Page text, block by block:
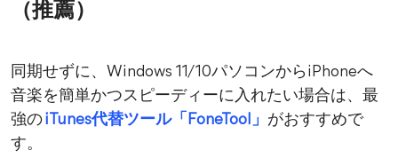
（推薦）
同期せずに、Windows 11/10パソコンからiPhoneへ
音楽を簡単かつスピーディーに入れたい場合は、最
強のiTunes代替ツール「FoneTool」 がおすすめで
す。